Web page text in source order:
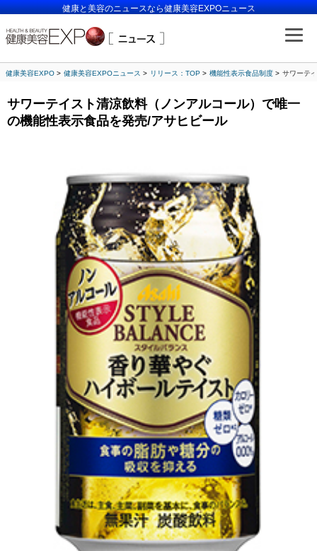
健康と美容のニュースなら健康美容EXPOニュース
健康美容EXPO 健康美容EXPOニュース リリース：TOP 機能性表示食品制度 サワーテ
サワーテイスト清涼飲料（ノンアルコール）で唯一
の機能性表示食品を発売/アサヒビール